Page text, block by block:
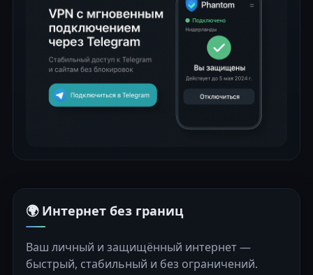
🌍 Интернет без границ
Ваш личный и защищённый интернет —
быстрый, стабильный и без ограничений.